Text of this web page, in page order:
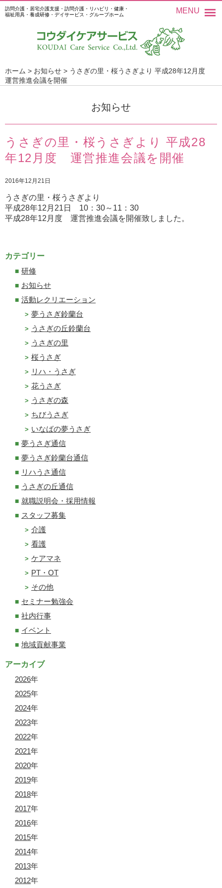
訪問介護・居宅介護支援・訪問介護・リハビリ・健康・
福祉用具・養成研修・デイサービス・グループホーム
MENU
ホーム > お知らせ > うさぎの里・桜うさぎより 平成28年12月度
運営推進会議を開催
お知らせ
うさぎの里・桜うさぎより 平成28
年12月度 運営推進会議を開催
2016年12月21日
うさぎの里・桜うさぎより
平成28年12月21日 10：30～11：30
平成28年12月度 運営推進会議を開催致しました。
カテゴリー
研修
お知らせ
活動レクリエーション
夢うさぎ鈴蘭台
うさぎの丘鈴蘭台
うさぎの里
桜うさぎ
リハ・うさぎ
花うさぎ
うさぎの森
ちびうさぎ
いなばの夢うさぎ
夢うさぎ通信
夢うさぎ鈴蘭台通信
リハうさ通信
うさぎの丘通信
就職説明会・採用情報
スタッフ募集
介護
看護
ケアマネ
PT・OT
その他
セミナー勉強会
社内行事
イベント
地域貢献事業
アーカイブ
2026年
2025年
2024年
2023年
2022年
2021年
2020年
2019年
2018年
2017年
2016年
2015年
2014年
2013年
2012年